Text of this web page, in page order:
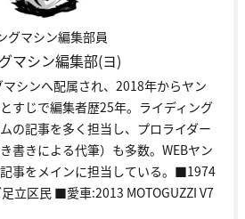
グマシン編集部員
マシン編集部(ヨ)
シンへ配属され、2018年からヤン
すじで編集者歴25年。ライディング
の記事を多く担当し、プロライダー
書きによる代筆）も多数。WEBヤン
事をメインに担当している。■1974
立区民 ■愛車:2013 MOTOGUZZI V7